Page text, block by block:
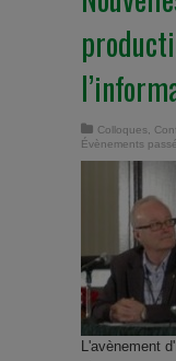
Colloques
Évènements
L'avènement